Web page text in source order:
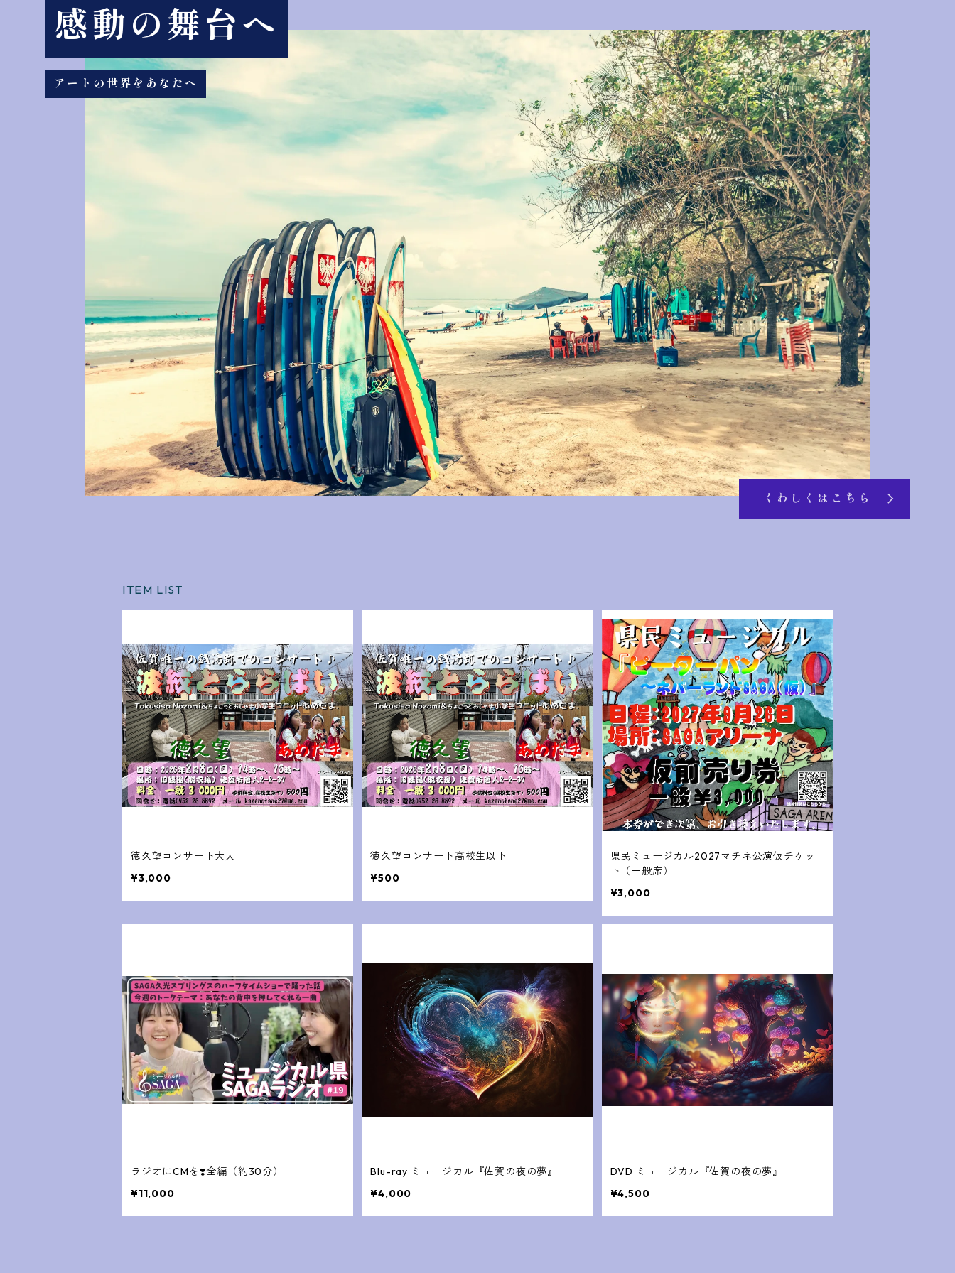
感動の舞台へ
アートの世界をあなたへ
くわしくはこちら
ITEM LIST
徳久望コンサート大人
¥3,000
徳久望コンサート高校生以下
¥500
県民ミュージカル2027マチネ公演仮チケッ
ト（一般席）
¥3,000
ラジオにCMを❣️全編（約30分）
¥11,000
Blu-ray ミュージカル『佐賀の夜の夢』
¥4,000
DVD ミュージカル『佐賀の夜の夢』
¥4,500